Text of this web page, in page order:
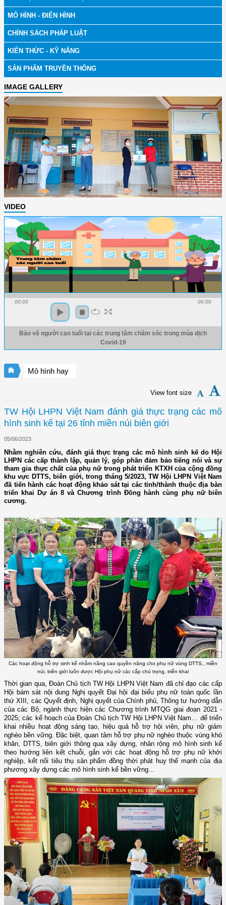
MÔ HÌNH - ĐIỂN HÌNH
CHÍNH SÁCH PHÁP LUẬT
KIẾN THỨC - KỸ NĂNG
SẢN PHẨM TRUYỀN THÔNG
IMAGE GALLERY
VIDEO
00:00 00:00
Bảo vệ người cao tuổi tại các trung tâm chăm sóc trong mùa dịch
Covid-19
Mô hình hay
View font size
TW Hội LHPN Việt Nam đánh giá thực trạng các mô
hình sinh kế tại 26 tỉnh miền núi biên giới
05/06/2023
Nhằm nghiên cứu, đánh giá thực trạng các mô hình sinh kế do Hội
LHPN các cấp thành lập, quản lý, góp phần đảm bảo tiếng nói và sự
tham gia thực chất của phụ nữ trong phát triển KTXH của cộng đồng
khu vực DTTS, biên giới, trong tháng 5/2023, TW Hội LHPN Việt Nam
đã tiến hành các hoạt động khảo sát tại các tỉnh/thành thuộc địa bàn
triển khai Dự án 8 và Chương trình Đồng hành cùng phụ nữ biên
cương.
Các hoạt động hỗ trợ sinh kế nhằm nâng cao quyền năng cho phụ nữ vùng DTTS,, miền
núi, biên giới luôn được Hội phụ nữ các cấp chú trọng, triển khai
Thời gian qua, Đoàn Chủ tịch TW Hội LHPN Việt Nam đã chỉ đạo các cấp
Hội bám sát nội dung Nghị quyết Đại hội đại biểu phụ nữ toàn quốc lần
thứ XIII, các Quyết định, Nghị quyết của Chính phủ, Thông tư hướng dẫn
của các Bộ, ngành thực hiện các Chương trình MTQG giai đoạn 2021 -
2025; các kế hoạch của Đoàn Chủ tịch TW Hội LHPN Việt Nam… để triển
khai nhiều hoạt động sáng tạo, hiệu quả hỗ trợ hội viên, phụ nữ giảm
nghèo bền vững. Đặc biệt, quan tâm hỗ trợ phụ nữ nghèo thuộc vùng khó
khăn, DTTS, biên giới thông qua xây dựng, nhân rộng mô hình sinh kế
theo hướng liên kết chuỗi, gắn với các hoạt động hỗ trợ phụ nữ khởi
nghiệp, kết nối tiêu thụ sản phẩm đồng thời phát huy thế mạnh của địa
phương xây dựng các mô hình sinh kế bền vững...